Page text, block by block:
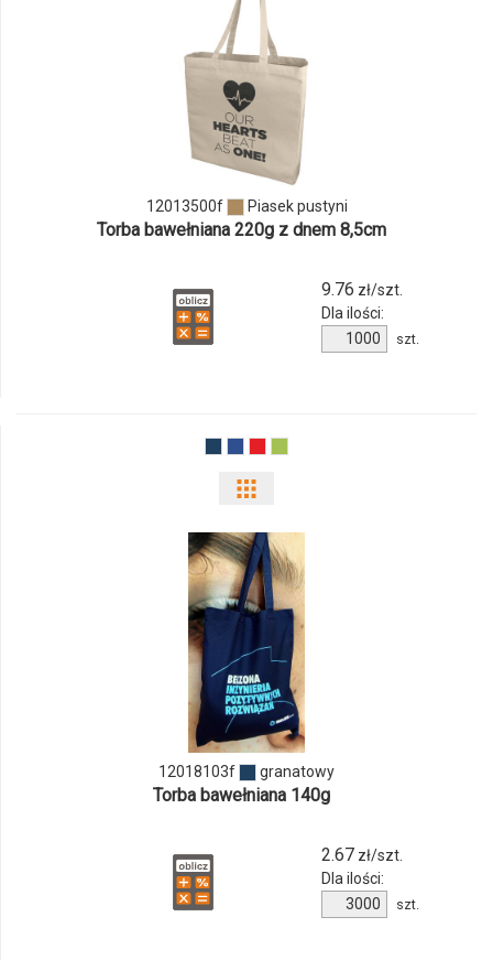
i
ilości
produktu
12013500f
12013500f Piasek pustyni
Torba bawełniana 220g z dnem 8,5cm
9.76 zł/szt.
Dla ilości:
Ilość
produktu
szt.
odmiany
i
ilości
produktu
12018103f
12018103f granatowy
Torba bawełniana 140g
2.67zł/szt.
Dla ilości:
Ilość
produktu
szt.